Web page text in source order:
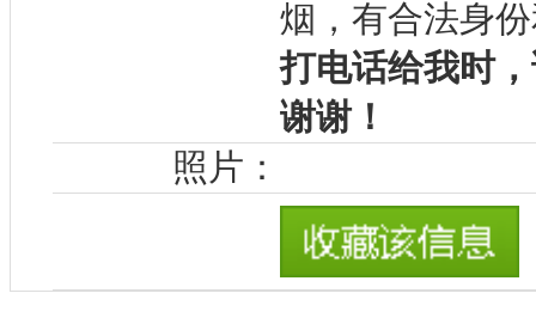
烟，有合法身
打电话给我时
谢谢！
照片：